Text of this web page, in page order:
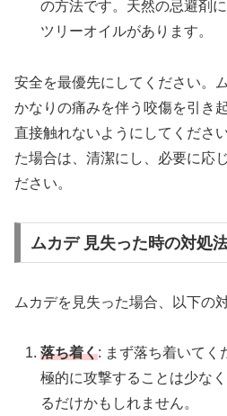
の方法です。天然の忌避剤
ツリーオイルがあります。
安全を最優先にしてください。
かなりの痛みを伴う咬傷を引き
直接触れないようにしてくださ
た場合は、清潔にし、必要に応
ださい。
ムカデ 見失った時の対処
ムカデを見失った場合、以下の
落ち着く: まず落ち着いてく
極的に攻撃することは少な
るだけかもしれません。